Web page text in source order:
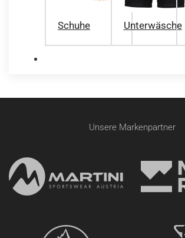
Schuhe Unterwäsche
Unsere Markenpartner